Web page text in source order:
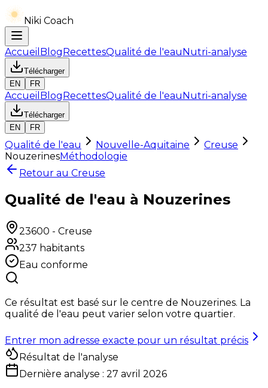
Niki Coach
Accueil BlogRecettesQualité de l'eauNutri-analyse
Télécharger
EN
FR
Accueil BlogRecettesQualité de l'eauNutri-analyse
Télécharger
EN
FR
Qualité de l'eau Nouvelle-Aquitaine
Creuse
NouzerinesMéthodologie
Retour au Creuse
Qualité de l'eau à Nouzerines
23600 - Creuse
237 habitants
Eau conforme
Ce résultat est basé sur le centre de Nouzerines. La
qualité de l'eau peut varier selon votre quartier.
Entrer mon adresse exacte pour un résultat précis
Résultat de l'analyse
Dernière analyse : 27 avril 2026